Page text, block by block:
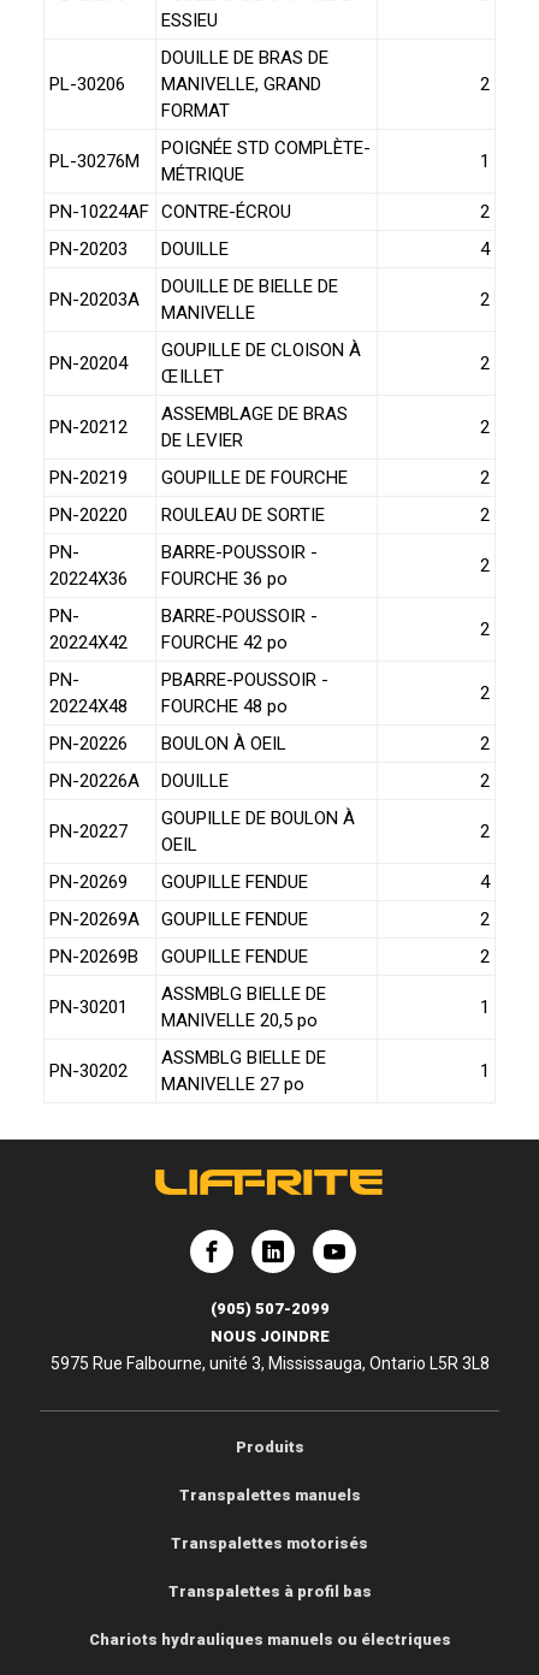
ESSIEU
PL-30206
DOUILLE DE BRAS DE
MANIVELLE, GRAND
FORMAT
2
PL-30276M
POIGNÉE STD COMPLÈTE-
MÉTRIQUE
1
PN-10224AF CONTRE-ÉCROU
2
PN-20203
DOUILLE 4
PN-20203A
DOUILLE DE BIELLE DE
MANIVELLE
2
PN-20204
GOUPILLE DE CLOISON À
ŒILLET
2
PN-20212
ASSEMBLAGE DE BRAS
DE LEVIER
2
PN-20219 GOUPILLE DE FOURCHE
2
PN-20220
ROULEAU DE SORTIE
2
PN-
20224X36
BARRE-POUSSOIR -
FOURCHE 36 po
2
PN-
20224X42
BARRE-POUSSOIR -
FOURCHE 42 po
2
PN-
20224X48
PBARRE-POUSSOIR -
FOURCHE 48 po
2
PN-20226 BOULON À OEIL
2
PN-20226A
DOUILLE 2
PN-20227
GOUPILLE DE BOULON À
OEIL
2
PN-20269 GOUPILLE FENDUE
4
PN-20269A
GOUPILLE FENDUE
2
PN-20269B
GOUPILLE FENDUE 2
PN-30201
ASSMBLG BIELLE DE
MANIVELLE 20,5 po
1
PN-30202
ASSMBLG BIELLE DE
MANIVELLE 27 po
1
Produits
Transpalettes manuels
Transpalettes motorisés
Transpalettes à profil bas
Chariots hydrauliques manuels ou électriques
(905) 507-2099
NOUS JOINDRE
5975 Rue Falbourne, unité 3, Mississauga, Ontario L5R 3L8